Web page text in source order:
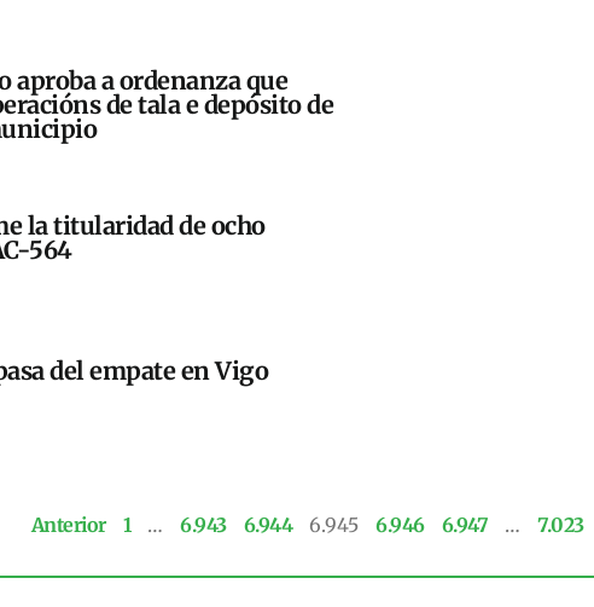
aproba a ordenanza que
de tala e depósito de
la titularidad de ocho
564
del empate en Vigo
Anterior 1 … 6.943 6.944 6.945 6.946 6.947 … 7.023